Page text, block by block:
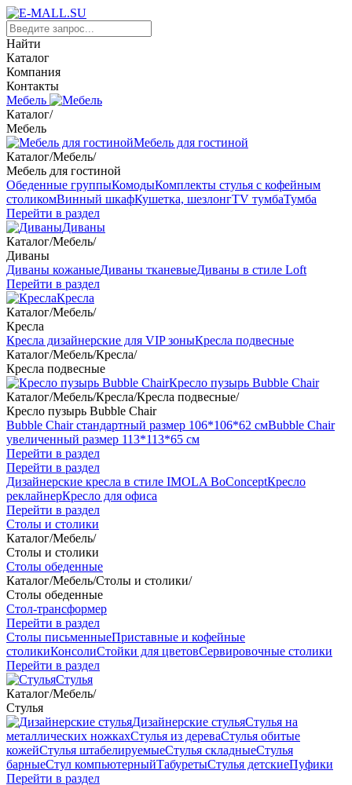
Найти
Каталог
Компания
Контакты
Мебель
Каталог/
Мебель
Мебель для гостиной
Каталог/Мебель/
Мебель для гостиной
Обеденные группыКомодыКомплекты стулья с кофейным
столикомВинный шкафКушетка, шезлонгTV тумбаТумба
Перейти в раздел
Диваны
Каталог/Мебель/
Диваны
Диваны кожаныеДиваны тканевыеДиваны в стиле Loft
Перейти в раздел
Кресла
Каталог/Мебель/
Кресла
Кресла дизайнерские для VIP зоныКресла подвесные
Каталог/Мебель/Кресла/
Кресла подвесные
Кресло пузырь Bubble Chair
Каталог/Мебель/Кресла/Кресла подвесные/
Кресло пузырь Bubble Chair
Bubble Chair стандартный размер 106*106*62 смBubble Chair
увеличенный размер 113*113*65 см
Перейти в раздел
Перейти в раздел
Дизайнерские кресла в стиле IMOLA BoConceptКресло
реклайнерКресло для офиса
Перейти в раздел
Столы и столики
Каталог/Мебель/
Столы и столики
Столы обеденные
Каталог/Мебель/Столы и столики/
Столы обеденные
Стол-трансформер
Перейти в раздел
Столы письменныеПриставные и кофейные
столикиКонсолиСтойки для цветовСервировочные столики
Перейти в раздел
Стулья
Каталог/Мебель/
Стулья
Дизайнерские стульяСтулья на
металлических ножкахСтулья из дереваСтулья обитые
кожейСтулья штабелируемыеСтулья складныеСтулья
барныеСтул компьютерныйТабуретыСтулья детскиеПуфики
Перейти в раздел